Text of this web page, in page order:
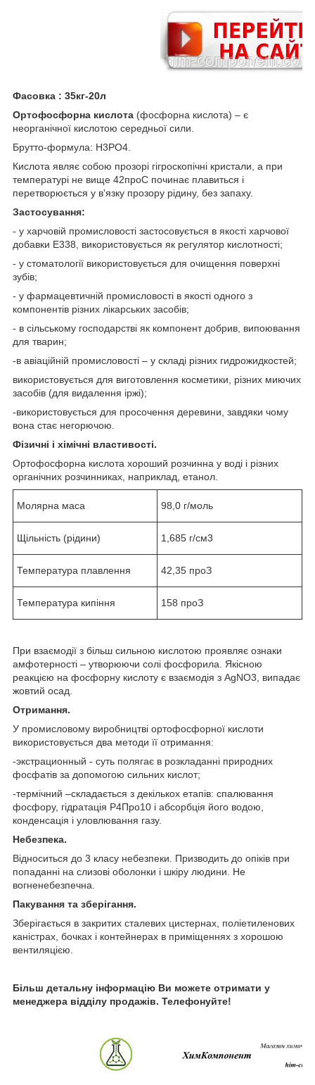
Фасовка : 35кг-20л
Ортофосфорна кислота (фосфорна кислота) – є
неорганічної кислотою середньої сили.
Брутто-формула: Н3РО4
Кислота являє собою прозорі гігроскопічні кристали, а при
температурі не вище 42проС починає плавиться і
перетворюється у в'язку прозору рідину, без запаху.
Застосування:
- у харчовій промисловості застосовується в якості харчової
добавки Е338, використовується як регулятор кислотності;
- у стоматології використовується для очищення поверхні
зубів;
- у фармацевтичній промисловості в якості одного з
компонентів різних лікарських засобів;
- в сільському господарстві як компонент добрив, випоювання
для тварин;
-в авіаційній промисловості – у складі різних гидрожидкостей;
використовується для виготовлення косметики, різних миючих
засобів (для видалення іржі);
-використовується для просочення деревини, завдяки чому
вона стає негорючою.
Фізичні і хімічні властивості.
Ортофосфорна кислота хороший розчинна у воді і різних
органічних розчинниках, наприклад, етанол.
Молярна маса 98,0 г/моль
Щільність (рідини) 1,685 г/см3
Температура плавлення 42,35 проЗ
Температура кипіння 158 проЗ
При взаємодії з більш сильною кислотою проявляє ознаки
амфотерності – утворюючи солі фосфорила. Якісною
реакцією на фосфорну кислоту є взаємодія з АgNO3 , випадає
жовтий осад.
Отримання.
У промисловому виробництві ортофосфорної кислоти
використовується два методи її отримання:
-экстрационный - суть полягає в розкладанні природних
фосфатів за допомогою сильних кислот;
-термічний –складається з декількох етапів: спалювання
фосфору, гідратація Р4Про10 і абсорбція його водою,
конденсація і уловлювання газу.
Небезпека.
Відноситься до 3 класу небезпеки. Призводить до опіків при
попаданні на слизові оболонки і шкіру людини. Не
вогненебезпечна.
Пакування та зберігання.
Зберігається в закритих сталевих цистернах, поліетиленових
каністрах, бочках і контейнерах в приміщеннях з хорошою
вентиляцією.
Більш детальну інформацію Ви можете отримати у
менеджера відділу продажів. Телефонуйте!